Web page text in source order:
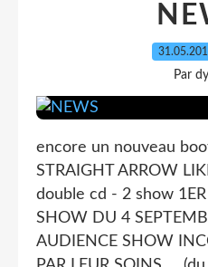
Par
encore un nouveau
STRAIGHT ARROW
double cd - 2 show
SHOW DU 4
AUDIENCE SHOW